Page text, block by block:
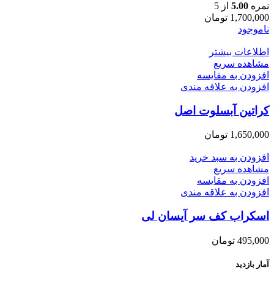
نمره 5.00 از 5
1,700,000 تومان
ناموجود
اطلاعات بیشتر
مشاهده سریع
افزودن به مقایسه
افزودن به علاقه مندی
كراتين آبسلوت اصل
1,650,000 تومان
افزودن به سبد خرید
مشاهده سریع
افزودن به مقایسه
افزودن به علاقه مندی
اسکراب کف سر آیسان لی
495,000 تومان
آمار بازدید